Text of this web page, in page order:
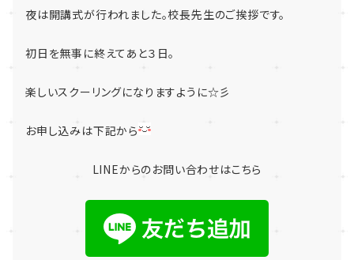
夜は開講式が行われました。校長先生のご挨拶です。
初日を無事に終えてあと３日。
楽しいスクーリングになりますように☆彡
お申し込みは下記から
LINEからのお問い合わせはこちら